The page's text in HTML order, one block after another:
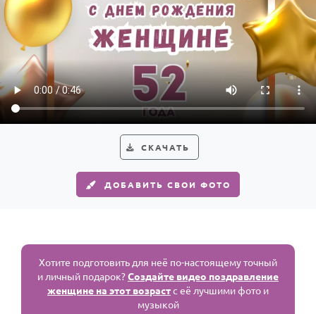
СКАЧАТЬ
ДОБАВИТЬ СВОИ ФОТО
Хотите подготовить для неё по-настоящему точный
и личный подарок?Создайте видео поздравление
женщине на этот возрастс её лучшими фото и
музыкой